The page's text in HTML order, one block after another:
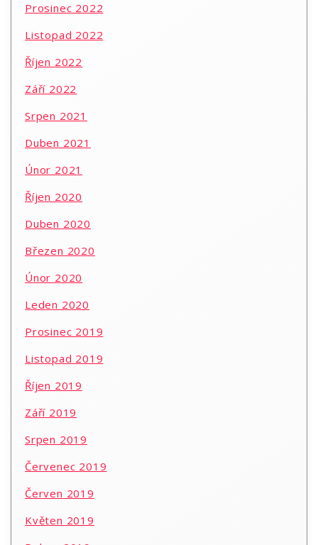
Prosinec 2022
Listopad 2022
Říjen 2022
Září 2022
Srpen 2021
Duben 2021
Únor 2021
Říjen 2020
Duben 2020
Březen 2020
Únor 2020
Leden 2020
Prosinec 2019
Listopad 2019
Říjen 2019
Září 2019
Srpen 2019
Červenec 2019
Červen 2019
Květen 2019